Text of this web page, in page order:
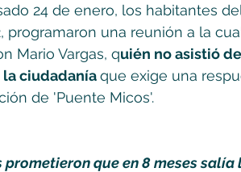
24 de enero, los habitantes
una reunión a la
Mario Vargas, quién no asistió
ciudadanía que exige una
de 'Puente Micos'.
prometieron que en 8 meses